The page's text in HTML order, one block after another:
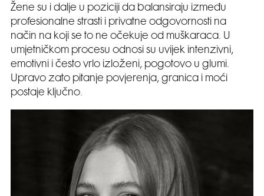
Žene su i dalje u poziciji da balansiraju između
profesionalne strasti i privatne odgovornosti na
način na koji se to ne očekuje od muškaraca. U
umjetničkom procesu odnosi su uvijek intenzivni,
emotivni i često vrlo izloženi, pogotovo u glumi.
Upravo zato pitanje povjerenja, granica i moći
postaje ključno.